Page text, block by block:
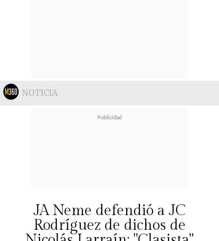
NOTICIA
JA Neme defendió a JC
Rodríguez de dichos de